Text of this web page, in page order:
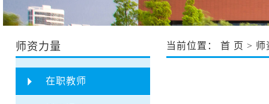
师资力量
在职教师
当前位置： 首 页 > 师